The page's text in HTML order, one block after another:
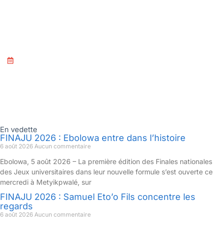
En vedette
FINAJU 2026 : Ebolowa entre dans l’histoire
6 août 2026 Aucun commentaire
Ebolowa, 5 août 2026 – La première édition des Finales nationales
des Jeux universitaires dans leur nouvelle formule s’est ouverte ce
mercredi à Metyikpwalé, sur
FINAJU 2026 : Samuel Eto’o Fils concentre les
regards
6 août 2026 Aucun commentaire